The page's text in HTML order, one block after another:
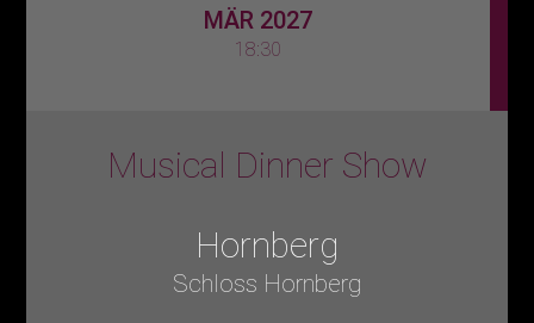
MÄR 2027
18:30
Musical Dinner Show
Hornberg
Schloss Hornberg